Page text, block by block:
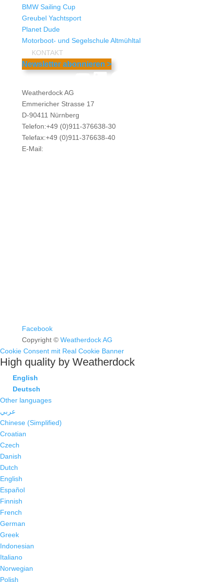
BMW Sailing Cup
Greubel Yachtsport
Planet Dude
Motorboot- und Segelschule Altmühltal
KONTAKT
Newsletter abonnieren >
YouTube
LinkedIn
Facebook
Weatherdock AG
Emmericher Strasse 17
D-90411 Nürnberg
Telefon:+49 (0)911-376638-30
Telefax:+49 (0)911-376638-40
E-Mail:
Facebook
Copyright © Weatherdock AG
Cookie Consent mit Real Cookie Banner
High quality by Weatherdock
English
Deutsch
Other languages
عربي
Chinese (Simplified)
Croatian
Czech
Danish
Dutch
English
Español
Finnish
French
German
Greek
Indonesian
Italiano
Norwegian
Polish